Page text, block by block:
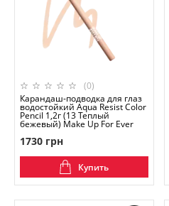
(0)
Карандаш-подводка для глаз
водостойкий Aqua Resist Color
Pencil 1,2г (13 Теплый
бежевый) Make Up For Ever
1730 грн
Купить